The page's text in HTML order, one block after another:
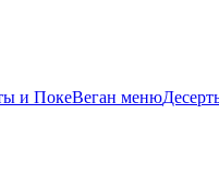
и ПокеВеган меню